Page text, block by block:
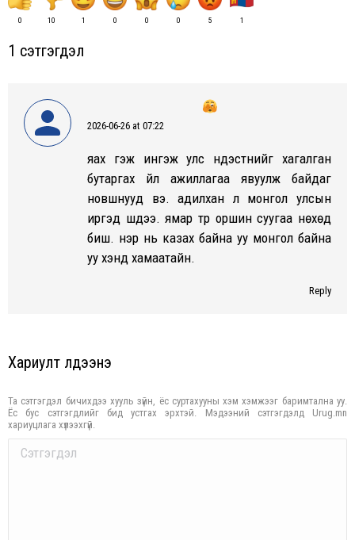
0 10 1 0 0 0 5 1
1 сэтгэгдэл
says:
2026-06-26 at 07:22
яах гэж ингэж улс үндэстнийг хагалган
бутаргах үйл ажиллагаа явуулж байдаг
новшнууд вэ. адилхан л монгол улсын
иргэд шдээ. ямар түр оршин суугаа нөхөд
биш. нэр нь казах байна уу монгол байна
уу хэнд хамаатайн.
Reply
Хариулт үлдээнэ үү
Та сэтгэгдэл бичихдээ хууль зүйн, ёс суртахууны хэм хэмжээг баримтална уу.
Ёс бус сэтгэгдлийг бид устгах эрхтэй. Мэдээний сэтгэгдэлд Urug.mn
хариуцлага хүлээхгүй.
Comment